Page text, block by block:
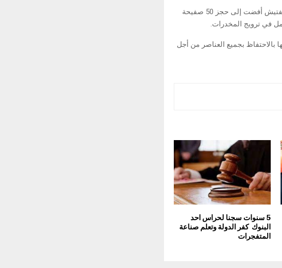
وبحسب بلاغ صادر عن الإدارة العامة للأمن الوطني، فان عمليات التفتيش أفضت إلى حجز 50 صفيحة
بالمحكمة الابتدائية بصفاقس 2 أذن ممثلها بالاحتفاظ بجميع العناصر من أجل
5 سنوات سجنا لحراس احد
البنوك كفر الدولة وتعلم صناعة
المتفجرات